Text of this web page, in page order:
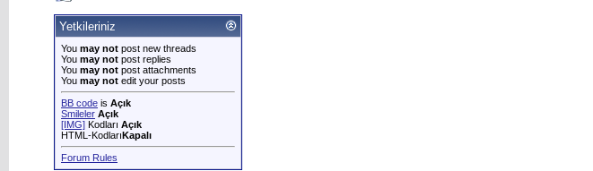
Yetkileriniz
You may not post new threads
You may not post replies
You may not post attachments
You may not edit your posts
BB code is Açık
Smileler Açık
[IMG] Kodları Açık
HTML-KodlarıKapalı
Forum Rules